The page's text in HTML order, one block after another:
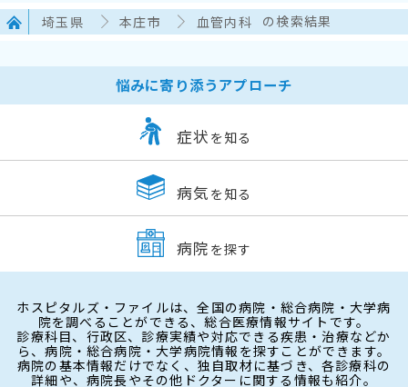
埼玉県 本庄市 血管内科 の検索結果
悩みに寄り添うアプローチ
症状 を知る
病気 を知る
病院 を探す
ホスピタルズ・ファイルは、全国の病院・総合病院・大学病
院を調べることができる、総合医療情報サイトです。
診療科目、行政区、診療実績や対応できる疾患・治療などか
ら、病院・総合病院・大学病院情報を探すことができます。
病院の基本情報だけでなく、独自取材に基づき、各診療科の
詳細や、病院長やその他ドクターに関する情報も紹介。